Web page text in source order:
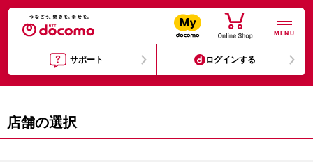
MENU
サポート ログインする
店舗の選択